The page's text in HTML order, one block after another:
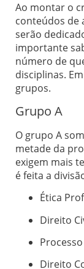
Ao montar o
conteúdos de
serão
importante
número de
disciplinas.
grupos.
Grupo A
O grupo A
metade da
exigem mais
é feita a
Ética
Direito
Direito